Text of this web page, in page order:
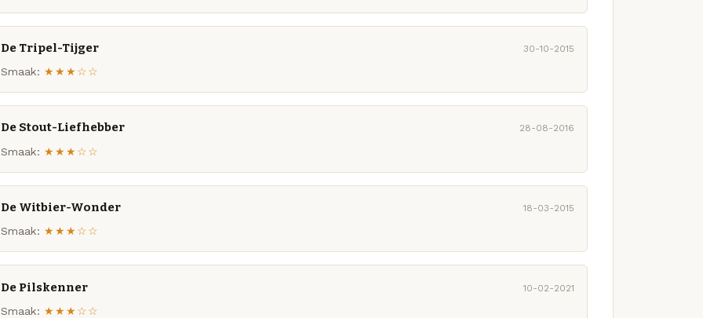
De Tripel-Tijger 30-10-2015
Smaak: ★★★☆☆
De Stout-Liefhebber 28-08-2016
Smaak: ★★★☆☆
De Witbier-Wonder 18-03-2015
Smaak: ★★★☆☆
De Pilskenner 10-02-2021
Smaak: ★★★☆☆